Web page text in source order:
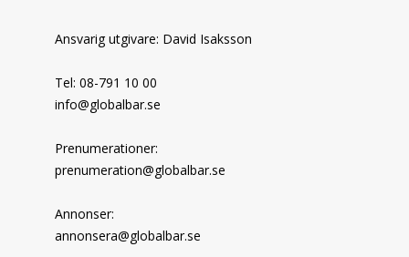
Ansvarig utgivare: David Isaksson
Tel: 08-791 10 00
info@globalbar.se
Prenumerationer:
prenumeration@globalbar.se
Annonser:
annonsera@globalbar.se